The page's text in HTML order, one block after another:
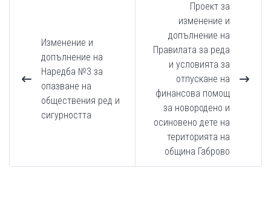
Изменение и
допълнение на
Наредба №3 за
опазване на
обществения ред и
сигурността
Проект за
изменение и
допълнение на
Правилата за реда
и условията за
отпускане на
финансова помощ
за новородено и
осиновено дете на
територията на
община Габрово